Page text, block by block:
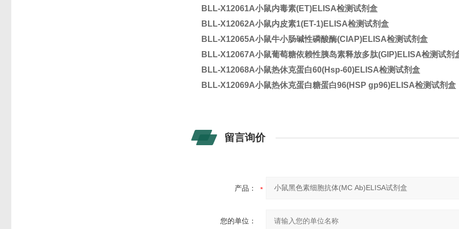
BLL-X12061A小鼠内毒素(ET)ELISA检测试剂盒
BLL-X12062A小鼠内皮素1(ET-1)ELISA检测试剂盒
BLL-X12065A小鼠牛小肠碱性磷酸酶(CIAP)ELISA检测试剂盒
BLL-X12067A小鼠葡萄糖依赖性胰岛素释放多肽(GIP)ELISA检测试剂
BLL-X12068A小鼠热休克蛋白60(Hsp-60)ELISA检测试剂盒
BLL-X12069A小鼠热休克蛋白糖蛋白96(HSP gp96)ELISA检测试剂盒
留言询价
产品：
您的单位：